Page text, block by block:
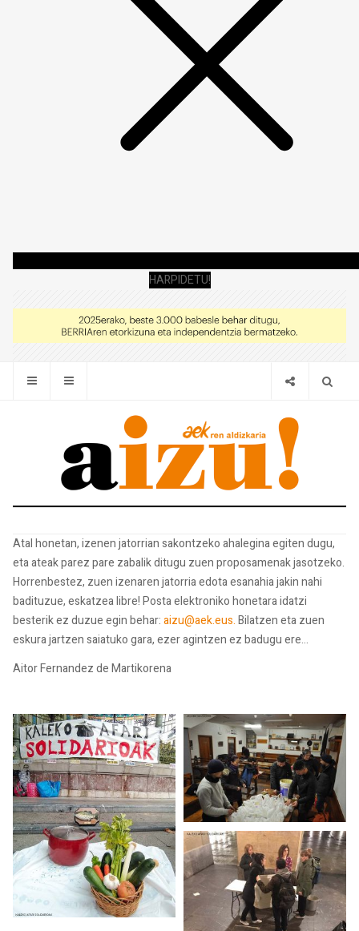
HARPIDETU!
Atal honetan, izenen jatorrian sakontzeko ahalegina egiten dugu,
eta ateak parez pare zabalik ditugu zuen proposamenak jasotzeko.
Horrenbestez, zuen izenaren jatorria edota esanahia jakin nahi
badituzue, eskatzea libre! Posta elektroniko honetara idatzi
besterik ez duzue egin behar:aizu@aek.eus.Bilatzen eta zuen
eskura jartzen saiatuko gara, ezer agintzen ez badugu ere...
Aitor Fernandez de Martikorena